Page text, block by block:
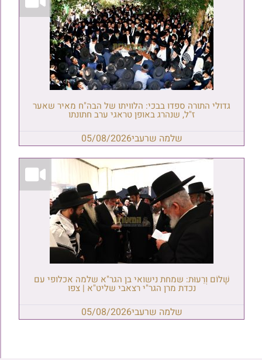
גדולי התורה ספדו בבכי: הלוויתו של הבה"ח מאיר שאער
ז"ל, שנהרג באופן טראגי ערב חתונתו
שלמה שרעבי05/08/2026
שָׁלוֹם וְרֵעוּת: שמחת נישואי בן הגר"א שלמה אכלופי עם
נכדת מרן הגר"י רצאבי שליט"א | צפו
שלמה שרעבי05/08/2026